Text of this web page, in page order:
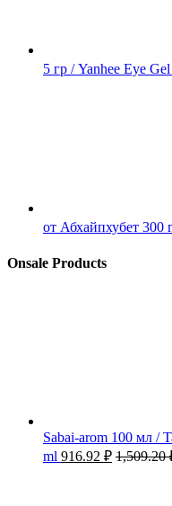
5 гр / Yanhee Eye
от Абхайпхубет 300
Onsale Products
Sabai-arom 100 мл /
ml 916.92 ₽ 1,509.20